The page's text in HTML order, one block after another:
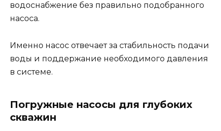
водоснабжение без правильно подобранного
насоса.
Именно насос отвечает за стабильность подачи
воды и поддержание необходимого давления
в системе.
Погружные насосы для глубоких
скважин